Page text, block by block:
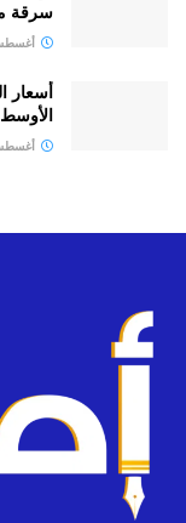
سرقة
أغسطس 7,
أسعار
الأوسط
أغسطس 7,